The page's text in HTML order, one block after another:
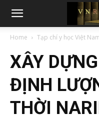
Home Tạp chí y học Việt
XÂY
ĐỊNH
THỜI